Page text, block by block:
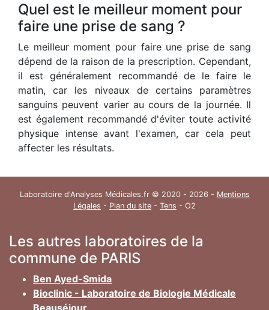
Quel est le meilleur moment pour
faire une prise de sang ?
Le meilleur moment pour faire une prise de sang
dépend de la raison de la prescription. Cependant,
il est généralement recommandé de le faire le
matin, car les niveaux de certains paramètres
sanguins peuvent varier au cours de la journée. Il
est également recommandé d'éviter toute activité
physique intense avant l'examen, car cela peut
affecter les résultats.
Laboratoire d'Analyses Médicales.fr © 2020 - 2026 - Mentions
Légales - Plan du site - Tens - O2
Les autres laboratoires de la
commune de PARIS
Ben Ayed-Smida
Bioclinic - Laboratoire de Biologie Médicale